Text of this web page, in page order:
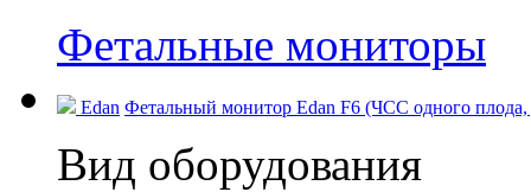
Фетальные мониторы
Edan Фетальный монитор Edan F6 (ЧСС одного плода,
Вид оборудования